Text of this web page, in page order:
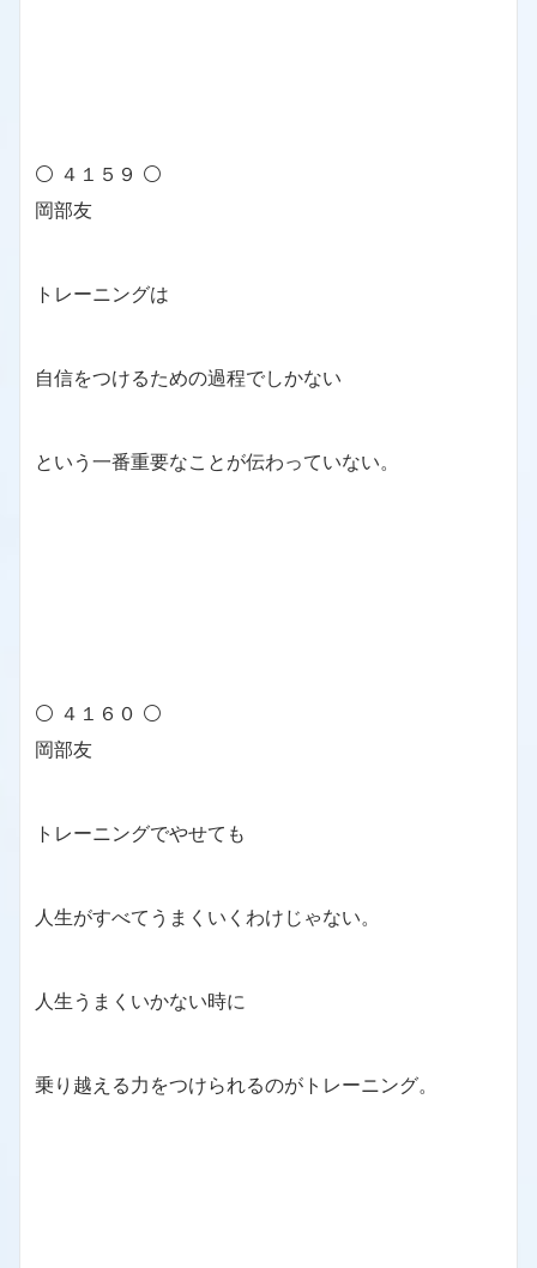
⚪ ４１５９ ⚪
岡部友
トレーニングは
自信をつけるための過程でしかない
という一番重要なことが伝わっていない。
⚪ ４１６０ ⚪
岡部友
トレーニングでやせても
人生がすべてうまくいくわけじゃない。
人生うまくいかない時に
乗り越える力をつけられるのがトレーニング。